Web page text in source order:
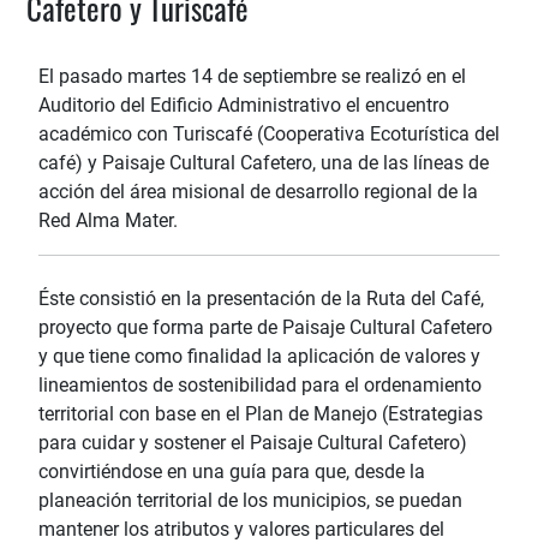
El pasado martes 14 de septiembre se realizó en el
Auditorio del Edificio Administrativo el encuentro
académico con Turiscafé (Cooperativa Ecoturística del
café) y Paisaje Cultural Cafetero, una de las líneas de
acción del área misional de desarrollo regional de la
Red Alma Mater.
Éste consistió en la presentación de la Ruta del Café,
proyecto que forma parte de Paisaje Cultural Cafetero
y que tiene como finalidad la aplicación de valores y
lineamientos de sostenibilidad para el ordenamiento
territorial con base en el Plan de Manejo (Estrategias
para cuidar y sostener el Paisaje Cultural Cafetero)
convirtiéndose en una guía para que, desde la
planeación territorial de los municipios, se puedan
mantener los atributos y valores particulares del